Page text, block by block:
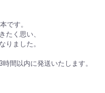
です。
たく思い、
りました。
間以内に発送いたします。